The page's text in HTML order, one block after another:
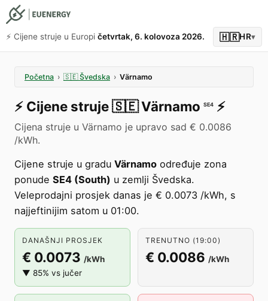
⚡️ Cijene struje u Europi četvrtak, 6. kolovoza 2026. 🇭🇷HR▾
Početna › 🇸🇪 Švedska › Värnamo
⚡️ Cijene struje🇸🇪Värnamo SE4 ⚡️
Cijena struje u Värnamo je upravo sad € 0.0086
/kWh.
Cijene struje u gradu Värnamo određuje zona
ponude SE4 (South) u zemlji Švedska.
Veleprodajni prosjek danas je € 0.0073 /kWh, s
najjeftinijim satom u 01:00.
DANAŠNJI PROSJEK
€ 0.0073 /kWh
▼ 85% vs jučer
TRENUTNO (19:00)
€ 0.0086 /kWh